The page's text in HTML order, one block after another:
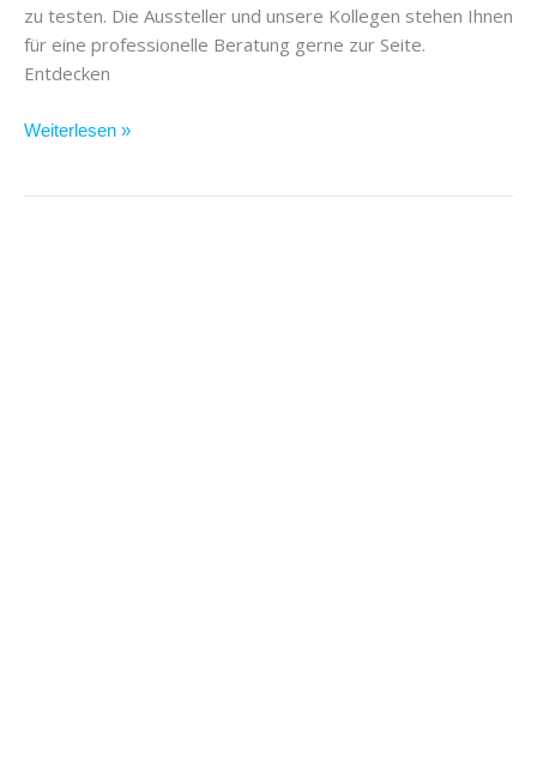
zu testen. Die Aussteller und unsere Kollegen stehen Ihnen
für eine professionelle Beratung gerne zur Seite.
Entdecken
Weiterlesen »